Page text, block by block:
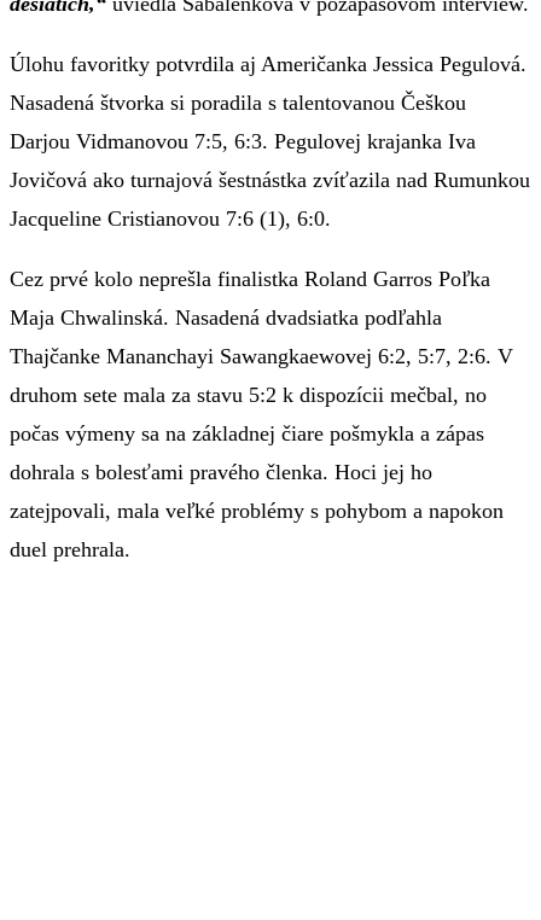
Úlohu favoritky potvrdila aj Američanka Jessica Pegulová.
Nasadená štvorka si poradila s talentovanou Češkou
Darjou Vidmanovou 7:5, 6:3. Pegulovej krajanka Iva
Jovičová ako turnajová šestnástka zvíťazila nad Rumunkou
Jacqueline Cristianovou 7:6 (1), 6:0.
Cez prvé kolo neprešla finalistka Roland Garros Poľka
Maja Chwalinská. Nasadená dvadsiatka podľahla
Thajčanke Mananchayi Sawangkaewovej 6:2, 5:7, 2:6. V
druhom sete mala za stavu 5:2 k dispozícii mečbal, no
počas výmeny sa na základnej čiare pošmykla a zápas
dohrala s bolesťami pravého členka. Hoci jej ho
zatejpovali, mala veľké problémy s pohybom a napokon
duel prehrala.